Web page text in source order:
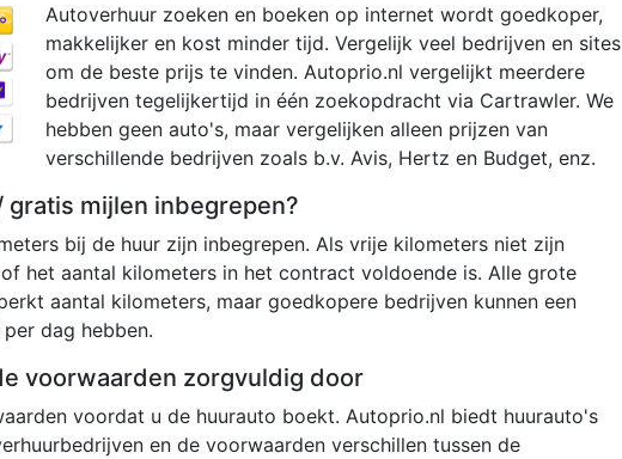
Autoverhuur zoeken en boeken op internet wordt goedkoper,
makkelijker en kost minder tijd. Vergelijk veel bedrijven en sites
om de beste prijs te vinden. Autoprio.nl vergelijkt meerdere
bedrijven tegelijkertijd in één zoekopdracht via Cartrawler. We
hebben geen auto's, maar vergelijken alleen prijzen van
verschillende bedrijven zoals b.v. Avis, Hertz en Budget, enz.
mijlen inbegrepen?
bij de huur zijn inbegrepen. Als vrije kilometers niet zijn
het aantal kilometers in het contract voldoende is. Alle grote
aantal kilometers, maar goedkopere bedrijven kunnen een
dag hebben.
voorwaarden zorgvuldig door
voordat u de huurauto boekt. Autoprio.nl biedt huurauto's
en de voorwaarden verschillen tussen de